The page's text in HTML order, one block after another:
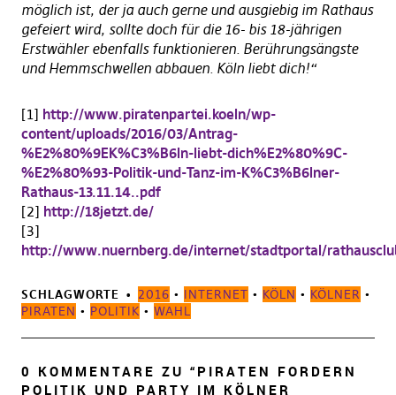
möglich ist, der ja auch gerne und ausgiebig im Rathaus
gefeiert wird, sollte doch für die 16- bis 18-jährigen
Erstwähler ebenfalls funktionieren. Berührungsängste
und Hemmschwellen abbauen. Köln liebt dich!“
[1] http://www.piratenpartei.koeln/wp-
content/uploads/2016/03/Antrag-
%E2%80%9EK%C3%B6ln-liebt-dich%E2%80%9C-
%E2%80%93-Politik-und-Tanz-im-K%C3%B6lner-
Rathaus-13.11.14..pdf
[2] http://18jetzt.de/
[3]
http://www.nuernberg.de/internet/stadtportal/
SCHLAGWORTE 2016 • INTERNET • KÖLN • KÖLNER •
PIRATEN • POLITIK • WAHL
0 KOMMENTARE ZU “ PIRATEN FORDERN
POLITIK UND PARTY IM KÖLNER